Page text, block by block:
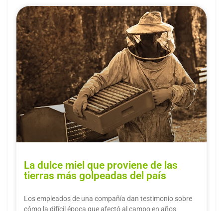
La dulce miel que proviene de las
tierras más golpeadas del país
Los empleados de una compañía dan testimonio sobre
cómo la difícil época que afectó al campo en años